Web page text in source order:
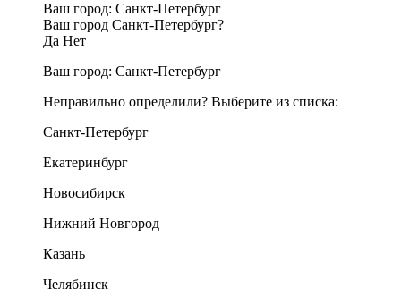
Ваш город: Санкт-Петербург
Ваш город Санкт-Петербург?
Да Нет
Ваш город: Санкт-Петербург
Неправильно определили? Выберите из списка:
Санкт-Петербург
Екатеринбург
Новосибирск
Нижний Новгород
Казань
Челябинск